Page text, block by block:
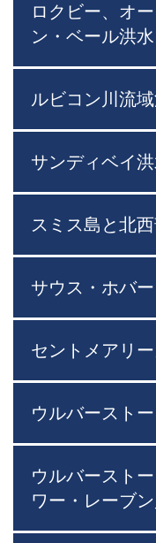
ロクビー、オ
ン・ベール洪
ルビコン川流
サンディベイ
スミス島と北
サウス・ホバ
セントメアリ
ウルバースト
ウルバースト
ワー・レーブ